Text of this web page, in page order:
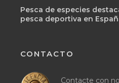
Pesca de especies
pesca deportiva en
CONTACTO
Contacte con